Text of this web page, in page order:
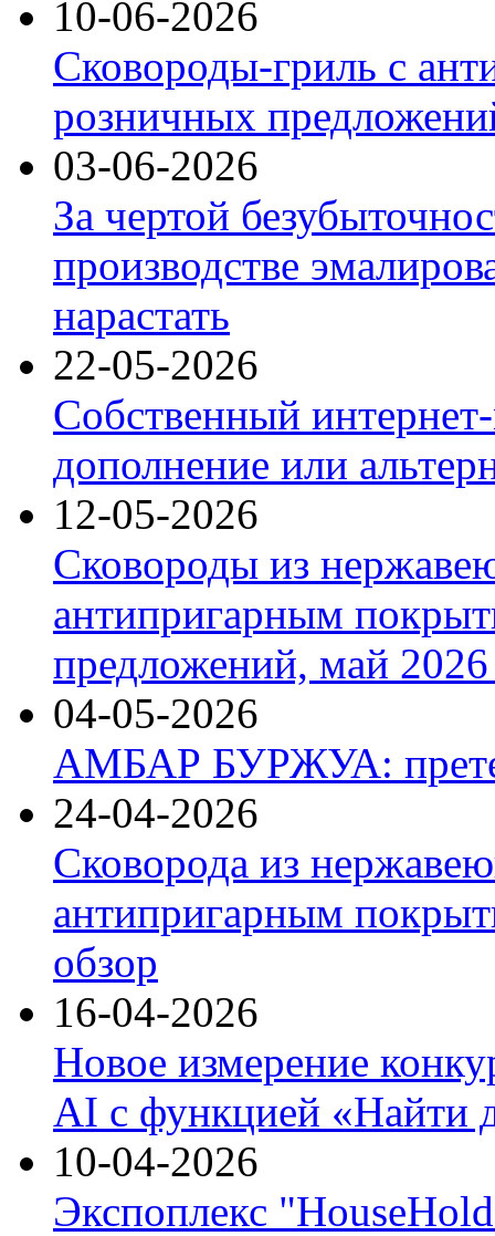
10-06-2026
Сковороды-гриль с
розничных
03-06-2026
За чертой
производстве
нарастать
22-05-2026
Собственный
дополнение или
12-05-2026
Сковороды из
антипригарным
предложений, май 2026
04-05-2026
АМБАР БУРЖУА:
24-04-2026
Сковорода из
антипригарным
обзор
16-04-2026
Новое измерение
AI с функцией «Найти
10-04-2026
Экспоплекс